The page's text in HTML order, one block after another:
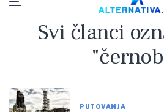
Svi članci
PUTOVANJA